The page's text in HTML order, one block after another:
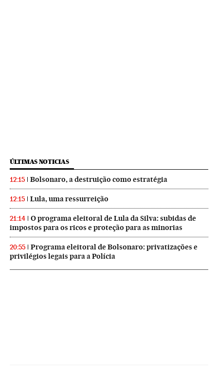
ÚLTIMAS NOTICIAS
12:15 Bolsonaro, a destruição como estratégia
12:15 Lula, uma ressurreição
21:14
O programa eleitoral de Lula da Silva: subidas de
impostos para os ricos e proteção para as minorias
20:55
Programa eleitoral de Bolsonaro: privatizações e
privilégios legais para a Polícia